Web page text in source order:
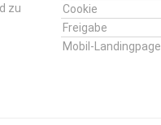
zu
Cookie
Freigabe
Mobil-Landingpage